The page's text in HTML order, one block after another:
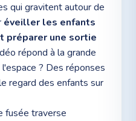
qui gravitent autour de
éveiller les enfants
préparer une sortie
répond à la grande
? Des réponses
regard des enfants sur
fusée traverse